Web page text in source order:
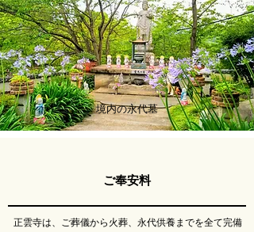
境内の永代墓
ご奉安料
正雲寺は、ご葬儀から火葬、永代供養までを全て完備